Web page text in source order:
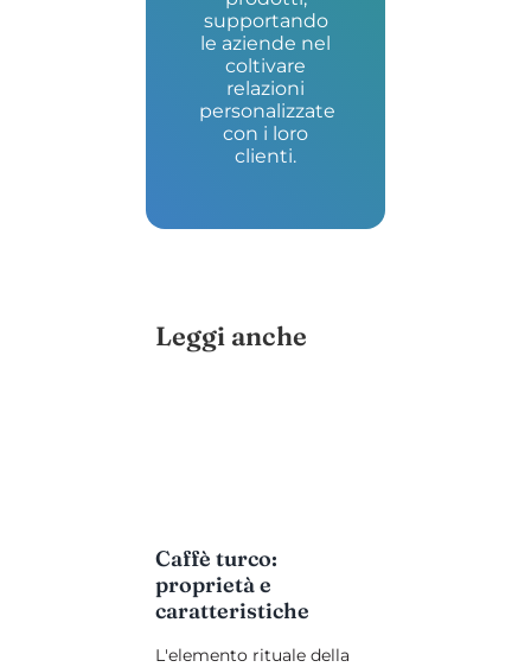
supportando
le aziende nel
coltivare
relazioni
personalizzate
con i loro
clienti.
Leggi anche
Caffè turco:
proprietà e
caratteristiche
L'elemento rituale della